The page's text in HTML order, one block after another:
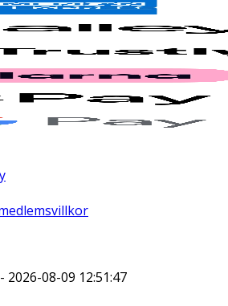
2026-08-09 12:51:47